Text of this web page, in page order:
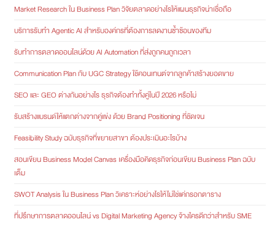
Market Research ใน Business Plan วิจัยตลาดอย่างไรให้แผนธุรกิจน่าเชื่อถือ
บริการรับทำ Agentic AI สำหรับองค์กรที่ต้องการลดงานซ้ำซ้อนของทีม
รับทำการตลาดออนไลน์ด้วย AI Automation ที่ส่งถูกคนถูกเวลา
Communication Plan กับ UGC Strategy ใช้คอนเทนต์จากลูกค้าสร้างยอดขาย
SEO และ GEO ต่างกันอย่างไร ธุรกิจต้องทำทั้งคู่ในปี 2026 หรือไม่
รับสร้างแบรนด์ให้แตกต่างจากคู่แข่ง ด้วย Brand Positioning ที่ชัดเจน
Feasibility Study ฉบับธุรกิจที่ขยายสาขา ต้องประเมินอะไรบ้าง
สอนเขียน Business Model Canvas เครื่องมือคิดธุรกิจก่อนเขียน Business Plan ฉบับ
เต็ม
SWOT Analysis ใน Business Plan วิเคราะห์อย่างไรให้ไม่ใช่แค่กรอกตาราง
ที่ปรึกษาการตลาดออนไลน์ vs Digital Marketing Agency จ้างใครดีกว่าสำหรับ SME